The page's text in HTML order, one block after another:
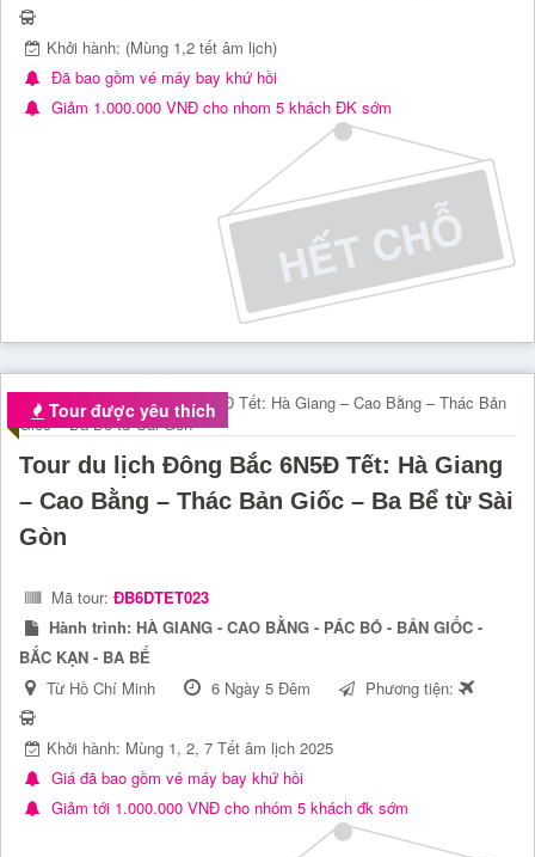
Khởi hành: (Mùng 1,2 tết âm lịch)
Đã bao gồm vé máy bay khứ hồi
Giảm 1.000.000 VNĐ cho nhom 5 khách ĐK sớm
Tour được yêu thích
Tour du lịch Đông Bắc 6N5Đ Tết: Hà Giang
– Cao Bằng – Thác Bản Giốc – Ba Bể từ Sài
Gòn
Mã tour: ĐB6DTET023
Hành trình: HÀ GIANG - CAO BẰNG - PÁC BÓ - BẢN GIỐC -
BẮC KẠN - BA BỂ
Từ Hồ Chí Minh
6 Ngày 5 Đêm Phương tiện:
Khởi hành: Mùng 1, 2, 7 Tết âm lịch 2025
Giá đã bao gồm vé máy bay khứ hồi
Giảm tới 1.000.000 VNĐ cho nhóm 5 khách đk sớm